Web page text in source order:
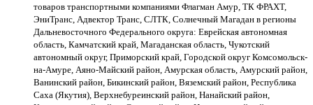
товаров транспортными компаниями Флагман Амур, ТК ФРАХТ,
ЭниТранс, Адвектор Транс, СЛТК, Солнечный Магадан в регионы
Дальневосточного Федерального округа: Еврейская автономная
область, Камчатский край, Магаданская область, Чукотский
автономный округ, Приморский край, Городской округ Комсомольск-
на-Амуре, Аяно-Майский район, Амурская область, Амурский район,
Ванинский район, Бикинский район, Вяземский район, Республика
Саха (Якутия), Верхнебуреинский район, Нанайский район,